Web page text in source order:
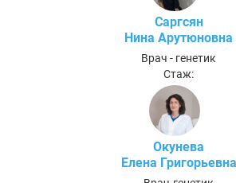
Саргсян
Нина Арутюновна
Врач - генетик
Стаж:
Окунева
Елена Григорьевна